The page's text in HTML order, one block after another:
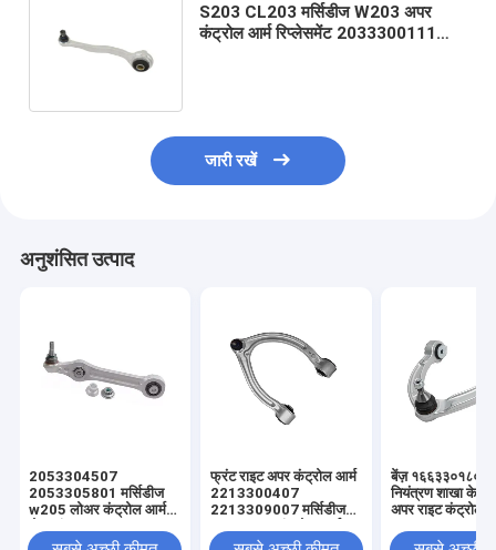
S203 CL203 मर्सिडीज W203 अपर
कंट्रोल आर्म रिप्लेसमेंट 2033300111
जारी रखें
अनुशंसित उत्पाद
2053304507
2053305801 मर्सिडीज
w205 लोअर कंट्रोल आर्म
E300 E400
फ्रंट राइट अपर कंट्रोल आर्म
2213300407
2213309007 मर्सिडीज
रिप्लेसमेंट
बेंज़ १६६३३०१८०७
नियंत्रण शाखा के
अपर राइट कंट्रोल